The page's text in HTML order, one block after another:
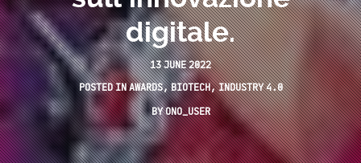
digitale.
13 JUNE 2022
POSTED INAWARDS,BIOTECH,INDUSTRY 4.0
BYONO_USER